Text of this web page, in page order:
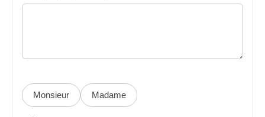
Monsieur Madame